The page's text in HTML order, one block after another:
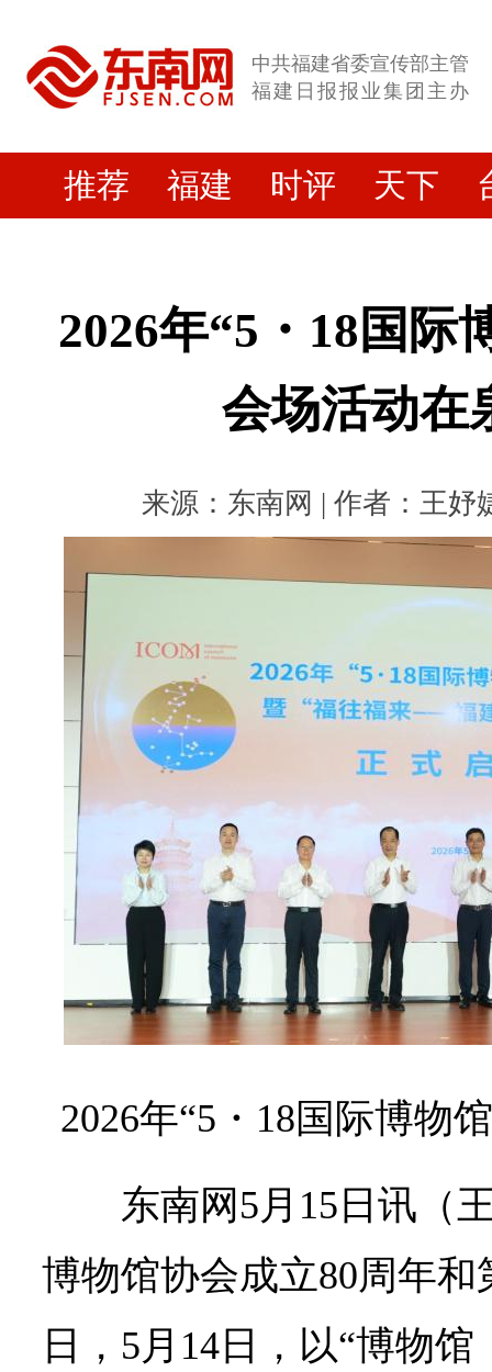
中共福建省委宣传部主管
福建日报报业集团主办
推荐 福建 时评 天下
2026年“5・18国际
会场活动在
来源：东南网 | 作者：王妤
2026年“5・18国际博物
东南网5月15日讯（
博物馆协会成立80周年和
日，5月14日，以“博物